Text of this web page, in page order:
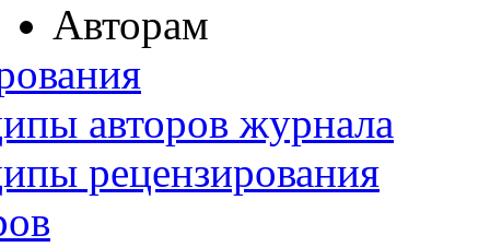
Авторам
авторов журнала
рецензирования